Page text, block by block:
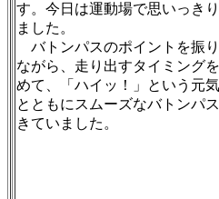
す。今日は運動場で思いっき
ました。
バトンパスのポイントを振り
ながら、走り出すタイミング
めて、「ハイッ！」という元
とともにスムーズなバトンパ
きていました。